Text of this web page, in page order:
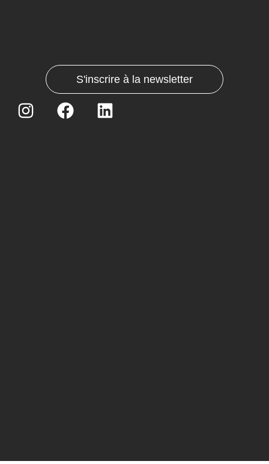
S'inscrire à la newsletter